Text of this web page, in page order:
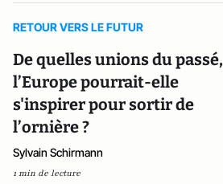
RETOUR VERS LE FUTUR
De quelles unions du passé,
l’Europe pourrait-elle
s'inspirer pour sortir de
l’ornière ?
Sylvain Schirmann
1 min de lecture